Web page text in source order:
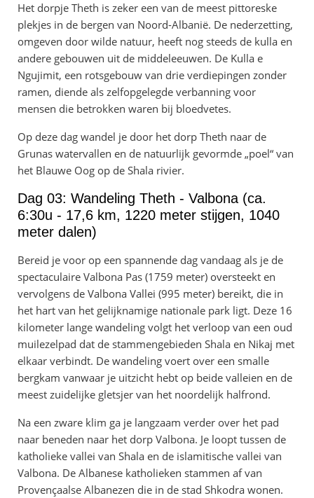
Het dorpje Theth is zeker een van de meest pittoreske
plekjes in de bergen van Noord-Albanië. De nederzetting,
omgeven door wilde natuur, heeft nog steeds de kulla en
andere gebouwen uit de middeleeuwen. De Kulla e
Ngujimit, een rotsgebouw van drie verdiepingen zonder
ramen, diende als zelfopgelegde verbanning voor
mensen die betrokken waren bij bloedvetes.
Op deze dag wandel je door het dorp Theth naar de
Grunas watervallen en de natuurlijk gevormde „poel“ van
het Blauwe Oog op de Shala rivier.
Dag 03: Wandeling Theth - Valbona (ca.
6:30u - 17,6 km, 1220 meter stijgen, 1040
meter dalen)
Bereid je voor op een spannende dag vandaag als je de
spectaculaire Valbona Pas (1759 meter) oversteekt en
vervolgens de Valbona Vallei (995 meter) bereikt, die in
het hart van het gelijknamige nationale park ligt. Deze 16
kilometer lange wandeling volgt het verloop van een oud
muilezelpad dat de stammengebieden Shala en Nikaj met
elkaar verbindt. De wandeling voert over een smalle
bergkam vanwaar je uitzicht hebt op beide valleien en de
meest zuidelijke gletsjer van het noordelijk halfrond.
Na een zware klim ga je langzaam verder over het pad
naar beneden naar het dorp Valbona. Je loopt tussen de
katholieke vallei van Shala en de islamitische vallei van
Valbona. De Albanese katholieken stammen af van
Provençaalse Albanezen die in de stad Shkodra wonen.